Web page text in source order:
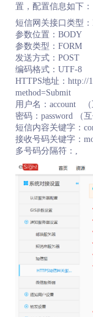
置，配置信息如下：
短信网关接口类型
参数位置：BODY
参数类型：FORM
发送方式：POST
编码格式：UTF-8
HTTPS地址：http://
method=Submit
用户名：account （
密码：password （
短信内容关键字：
接收号码关键字：
多号码分隔符：,